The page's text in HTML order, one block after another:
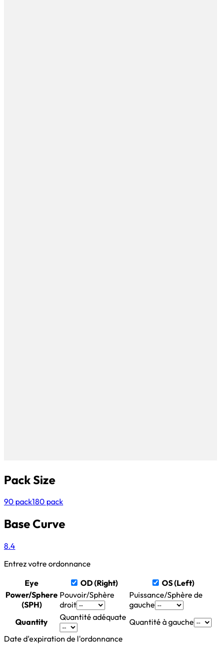
Pack Size
90 pack180 pack
Base Curve
8.4
Entrez votre ordonnance
Eye
OD (Right)
OS (Left)
Power/Sphere
(SPH)
Pouvoir/Sphère
droit
Puissance/Sphère de
gauche
Quantity
Quantité adéquate Quantité à gauche
Date d'expiration de l'ordonnance